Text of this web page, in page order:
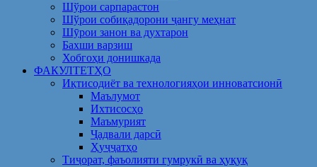
Шўрои сарпарастон
Шўрои собиқадорони ҷангу меҳнат
Шӯрои занон ва духтарон
Бахши варзиш
Хобгоҳи донишкада
ФАКУЛТЕТҲО
Иқтисодиёт ва технологияҳои инноватсионӣ
Маълумот
Ихтисосҳо
Маъмурият
Ҷадвали дарсӣ
Ҳуҷҷатҳо
Тиҷорат, фаъолияти гумрукӣ ва ҳуқуқ